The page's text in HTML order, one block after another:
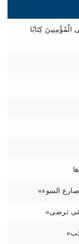
كِتَابًا
السوء»
ترضى»